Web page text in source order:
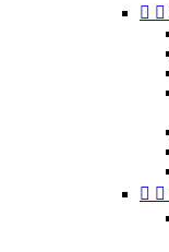
 
 